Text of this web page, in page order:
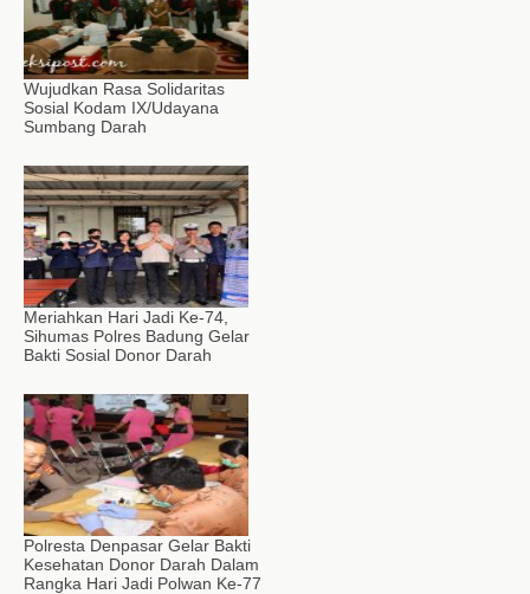
Wujudkan Rasa Solidaritas
Sosial Kodam IX/Udayana
Sumbang Darah
Meriahkan Hari Jadi Ke-74,
Sihumas Polres Badung Gelar
Bakti Sosial Donor Darah
Polresta Denpasar Gelar Bakti
Kesehatan Donor Darah Dalam
Rangka Hari Jadi Polwan Ke-77